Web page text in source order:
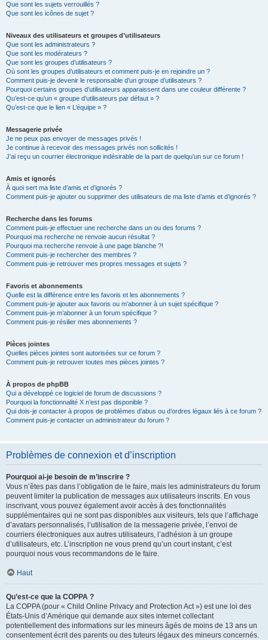
Que sont les sujets verrouillés ?
Que sont les icônes de sujet ?
Niveaux des utilisateurs et groupes d’utilisateurs
Que sont les administrateurs ?
Que sont les modérateurs ?
Que sont les groupes d’utilisateurs ?
Où sont les groupes d’utilisateurs et comment puis-je en rejoindre un ?
Comment puis-je devenir le responsable d’un groupe d’utilisateurs ?
Pourquoi certains groupes d’utilisateurs apparaissent dans une couleur différente ?
Qu’est-ce qu’un « groupe d’utilisateurs par défaut » ?
Qu’est-ce que le lien « L’équipe » ?
Messagerie privée
Je ne peux pas envoyer de messages privés !
Je continue à recevoir des messages privés non sollicités !
J’ai reçu un courrier électronique indésirable de la part de quelqu’un sur ce forum !
Amis et ignorés
À quoi sert ma liste d’amis et d’ignorés ?
Comment puis-je ajouter ou supprimer des utilisateurs de ma liste d’amis et d’ignorés ?
Recherche dans les forums
Comment puis-je effectuer une recherche dans un ou des forums ?
Pourquoi ma recherche ne renvoie aucun résultat ?
Pourquoi ma recherche renvoie à une page blanche ?!
Comment puis-je rechercher des membres ?
Comment puis-je retrouver mes propres messages et sujets ?
Favoris et abonnements
Quelle est la différence entre les favoris et les abonnements ?
Comment puis-je ajouter aux favoris ou m’abonner à un sujet spécifique ?
Comment puis-je m’abonner à un forum spécifique ?
Comment puis-je résilier mes abonnements ?
Pièces jointes
Quelles pièces jointes sont autorisées sur ce forum ?
Comment puis-je retrouver toutes mes pièces jointes ?
À propos de phpBB
Qui a développé ce logiciel de forum de discussions ?
Pourquoi la fonctionnalité X n’est pas disponible ?
Qui dois-je contacter à propos de problèmes d’abus ou d’ordres légaux liés à ce forum ?
Comment puis-je contacter un administrateur du forum ?
Problèmes de connexion et d’inscription
Pourquoi ai-je besoin de m’inscrire ?
Vous n’êtes pas dans l’obligation de le faire, mais les administrateurs du forum
peuvent limiter la publication de messages aux utilisateurs inscrits. En vous
inscrivant, vous pouvez également avoir accès à des fonctionnalités
supplémentaires qui ne sont pas disponibles aux visiteurs, tels que l’affichage
d’avatars personnalisés, l’utilisation de la messagerie privée, l’envoi de
courriers électroniques aux autres utilisateurs, l’adhésion à un groupe
d’utilisateurs, etc. L’inscription ne vous prend qu’un court instant, c’est
pourquoi nous vous recommandons de le faire.
Haut
Qu’est-ce que la COPPA ?
La COPPA (pour « Child Online Privacy and Protection Act ») est une loi des
États-Unis d’Amérique qui demande aux sites internet collectant
potentiellement des informations sur les mineurs âgés de moins de 13 ans un
consentement écrit des parents ou des tuteurs légaux des mineurs concernés.